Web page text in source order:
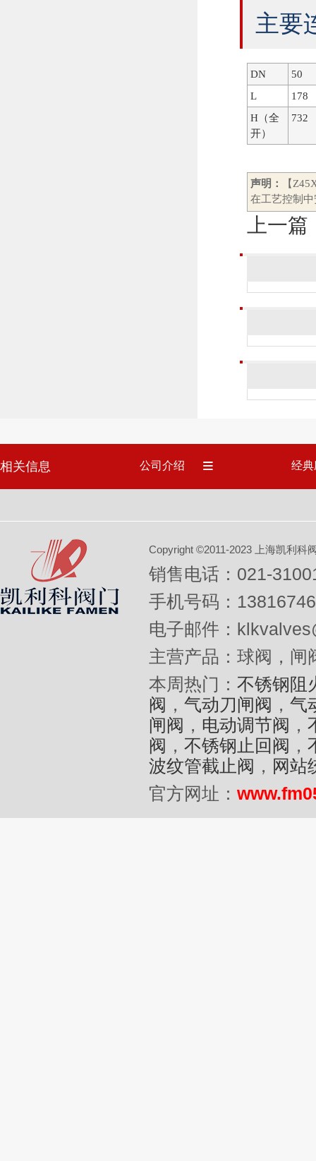
主要
DN
50
L
178
H（全
开）
732
声明：
【
在工艺控制
上一篇
相关信息 公司介绍 经
Copyright ©2011-2023 上海凯利科
销售电话：021-
手机号码：
电子邮件：
主营产品：球阀，闸
本周热门： 不锈钢阻
阀 ， 气动刀闸阀 ， 气
闸阀 ， 电动调节阀 ，
阀 ， 不锈钢止回阀 ，
波纹管截止阀 ， 网站
官方网址：